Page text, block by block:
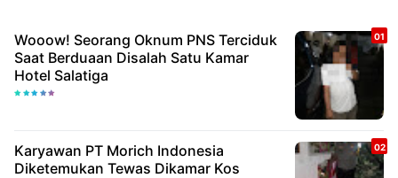
Wooow! Seorang Oknum PNS Terciduk
Saat Berduaan Disalah Satu Kamar
Hotel Salatiga
Karyawan PT Morich Indonesia
Diketemukan Tewas Dikamar Kos